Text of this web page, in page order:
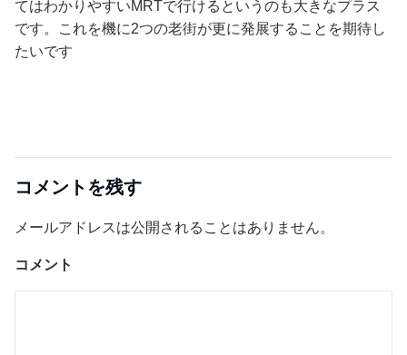
てはわかりやすいMRTで行けるというのも大きなプラス
です。これを機に2つの老街が更に発展することを期待し
たいです
コメントを残す
メールアドレスは公開されることはありません。
コメント